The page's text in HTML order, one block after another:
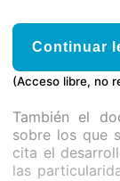
Continuar
(Acceso libre, no
También el
sobre los que
cita el
las